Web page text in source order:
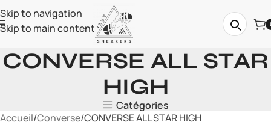
Skip to navigation
Skip to main content
CONVERSE ALL STAR
HIGH
Catégories
Accueil Converse CONVERSE ALL STAR HIGH